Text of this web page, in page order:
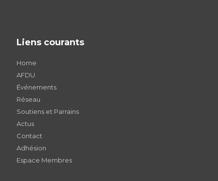
Liens courants
Home
AFDU
Événements
Réseau
Soutiens et Parrains
Actus
Contact
Adhésion
Espace Membres